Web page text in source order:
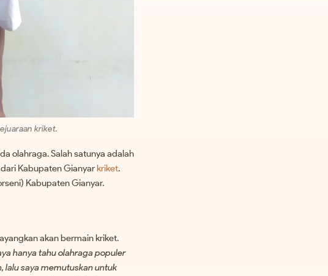
kriket.
olahraga. Salah satunya adalah
Kabupaten Gianyar kriket.
Kabupaten Gianyar.
akan bermain kriket.
hanya tahu olahraga populer
lalu saya memutuskan untuk